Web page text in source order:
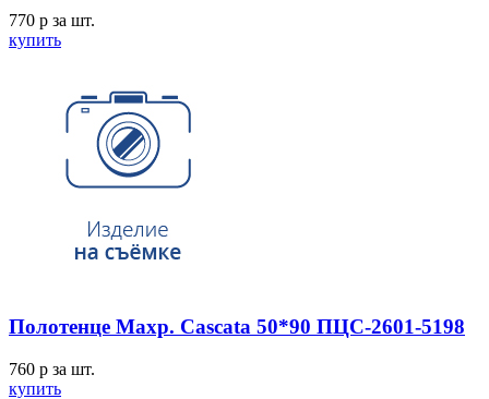
770 p за шт.
купить
Полотенце Махр. Cascata 50*90 ПЦС-2601-5198
760 p за шт.
купить